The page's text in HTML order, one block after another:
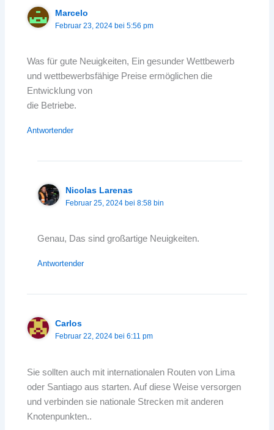
Marcelo
Februar 23, 2024 bei 5:56 pm
Was für gute Neuigkeiten, Ein gesunder Wettbewerb
und wettbewerbsfähige Preise ermöglichen die
Entwicklung von
die Betriebe.
Antwortender
Nicolas Larenas
Februar 25, 2024 bei 8:58 bin
Genau, Das sind großartige Neuigkeiten.
Antwortender
Carlos
Februar 22, 2024 bei 6:11 pm
Sie sollten auch mit internationalen Routen von Lima
oder Santiago aus starten. Auf diese Weise versorgen
und verbinden sie nationale Strecken mit anderen
Knotenpunkten..